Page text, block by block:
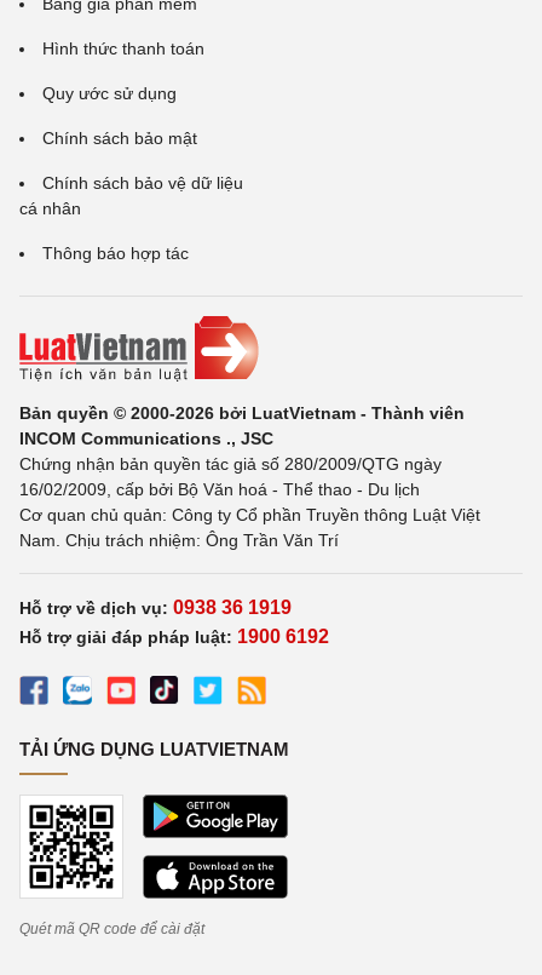
Hình thức thanh toán
Quy ước sử dụng
Chính sách bảo mật
Chính sách bảo vệ dữ liệu
cá nhân
Thông báo hợp tác
Bản quyền © 2000-2026 bởi LuatVietnam - Thành viên
INCOM Communications ., JSC
Chứng nhận bản quyền tác giả số 280/2009/QTG ngày
16/02/2009, cấp bởi Bộ Văn hoá - Thể thao - Du lịch
Cơ quan chủ quản: Công ty Cổ phần Truyền thông Luật Việt
Nam. Chịu trách nhiệm: Ông Trần Văn Trí
Hỗ trợ về dịch vụ: 0938 36 1919
Hỗ trợ giải đáp pháp luật: 1900 6192
TẢI ỨNG DỤNG LUATVIETNAM
Quét mã QR code để cài đặt